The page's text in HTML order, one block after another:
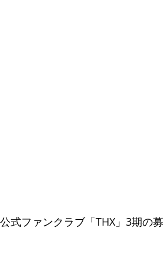
式ファンクラブ「THX」3期の